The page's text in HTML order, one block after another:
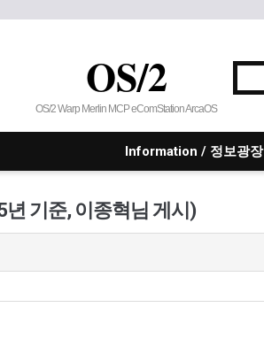
OS/2
OS/2 Warp Merlin MCP eComStation ArcaOS
Information / 정보광장
년 기준, 이종혁님 게시)